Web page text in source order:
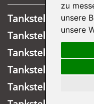
zu
unsere
unsere
Tankstelle
Tankstelle Overath
Tankstelle
Tankstelle Lastrup
Tankstelle Köln-